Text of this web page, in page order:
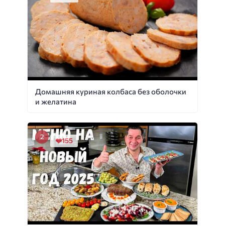
Домашняя куриная колбаса без оболочки
и желатина
155